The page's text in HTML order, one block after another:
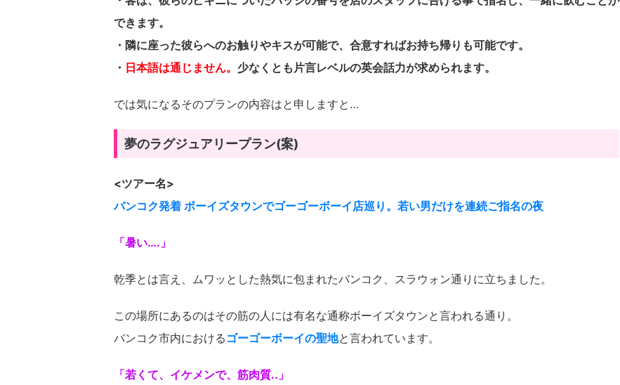
できます。
・隣に座った彼らへのお触りやキスが可能で、合意すればお持ち帰りも可能です。
・ 日本語は通じません。 少なくとも片言レベルの英会話力が求められます。
では気になるそのプランの内容はと申しますと…
夢のラグジュアリープラン(案)
<ツアー名>
バンコク発着 ボーイズタウンでゴーゴーボーイ店巡り。若い男だけを連続ご指名の夜
「暑い….」
乾季とは言え、ムワッとした熱気に包まれたバンコク、スラウォン通りに立ちました。
この場所にあるのはその筋の人には有名な通称ボーイズタウンと言われる通り。
バンコク市内における ゴーゴーボーイの聖地と言われています。
「若くて、イケメンで、筋肉質..」